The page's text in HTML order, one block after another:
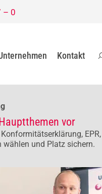
– 0
Kontakt
vor
EPR,
wählen und Platz sichern.